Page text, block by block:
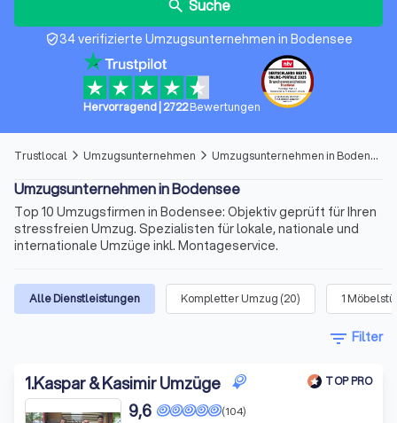
search Suche
verified_user34 verifizierte Umzugsunternehmen in Bodensee
Hervorragend| 2722 Bewertungen
Trustlocal arrow_forward_ios Umzugsunternehmen arrow_forward_ios Umzugsunternehmen in Bodensee
Umzugsunternehmen in Bodensee
Top 10 Umzugsfirmen in Bodensee: Objektiv geprüft für Ihren
stressfreien Umzug. Spezialisten für lokale, nationale und
internationale Umzüge inkl. Montageservice.
Alle Dienstleistungen Kompletter Umzug (20) 1
filter_list Filter
1.Kaspar & Kasimir Umzüge TOP PRO
(104)
9,6